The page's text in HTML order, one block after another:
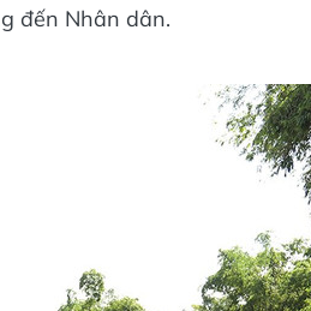
đến Nhân dân.